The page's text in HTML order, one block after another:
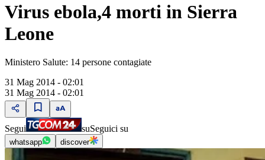
Virus ebola,4 morti in Sierra
Leone
Ministero Salute: 14 persone contagiate
31 Mag 2014 - 02:01
31 Mag 2014 - 02:01
Segui suSeguici su
whatsapp discover